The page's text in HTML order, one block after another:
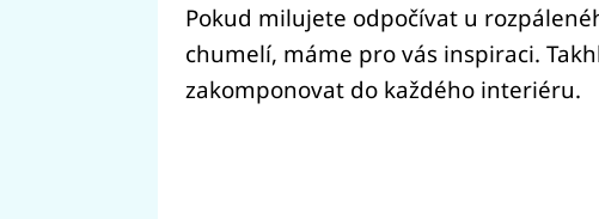
Pokud milujete odpočívat u
chumelí, máme pro vás inspiraci.
zakomponovat do každého interiéru.